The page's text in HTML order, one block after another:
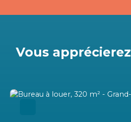
Vous apprécierez